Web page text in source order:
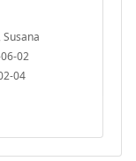
02
04